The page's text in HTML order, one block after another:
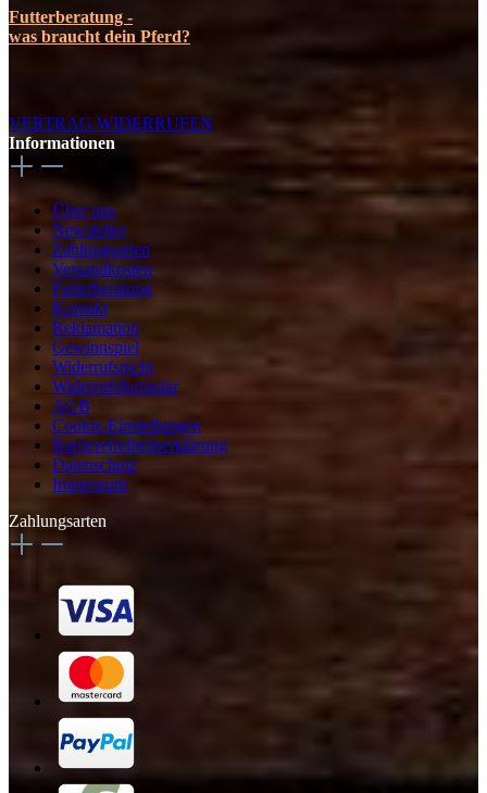
Futterberatung -
was braucht dein Pferd?
VERTRAG WIDERRUFEN
Informationen
Über uns
Newsletter
Zahlungsarten
Versandkosten
Futterberatung
Kontakt
Reklamation
Gewinnspiel
Widerrufsrecht
Widerrufsformular
AGB
Cookie-Einstellungen
Barrierefreiheitserklärung
Datenschutz
Impressum
Zahlungsarten